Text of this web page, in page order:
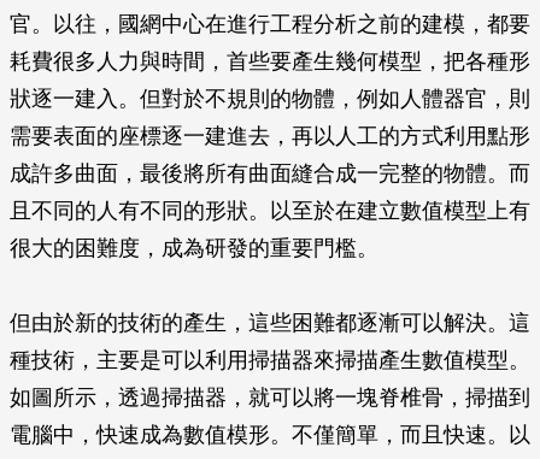
官。以往，國網中心在進行工程分析之前的建模，都要
耗費很多人力與時間，首些要產生幾何模型，把各種形
狀逐一建入。但對於不規則的物體，例如人體器官，則
需要表面的座標逐一建進去，再以人工的方式利用點形
成許多曲面，最後將所有曲面縫合成一完整的物體。而
且不同的人有不同的形狀。以至於在建立數值模型上有
很大的困難度，成為研發的重要門檻。
但由於新的技術的產生，這些困難都逐漸可以解決。這
種技術，主要是可以利用掃描器來掃描產生數值模型。
如圖所示，透過掃描器，就可以將一塊脊椎骨，掃描到
電腦中，快速成為數值模形。不僅簡單，而且快速。以